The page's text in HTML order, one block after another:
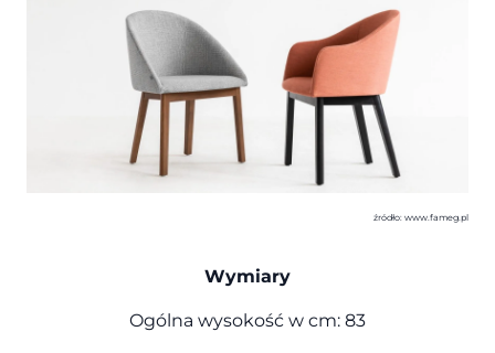
źródło: www.fameg.pl
Wymiary
Ogólna wysokość w cm: 83